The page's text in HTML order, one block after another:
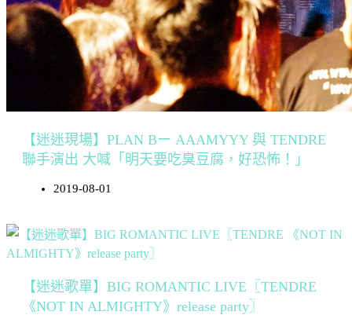
【迷迷現場】PLAN Bー AAAMYYY 與 TENDRE
聯手演出 大喊「明天要吃臭豆腐，好恐怖！」
2019-08-01
【迷迷歌單】BIG ROMANTIC LIVE〖TENDRE
《NOT IN ALMIGHTY》release party〗